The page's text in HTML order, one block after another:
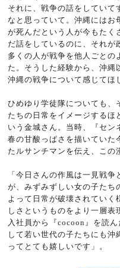
それに、戦争の話をしていて
なと思っていて。沖縄にはお
が死んだという人が今もたく
だ話をしているのに、それが
多くの人が戦争を他人ごとの
た。そうした経験から、沖縄
沖縄の戦争について感じてほ
ひめゆり学徒隊についても、
たちの日常をイメージするほ
いう金城さん。当時、『セン
春の甘酸っぱさを描いていた
たルサンチマンを伝え、この
「今日さんの作風は一見戦
が、みずみずしい女の子たち
よって日常が破壊されていく
しさというものをより一層
入社員から『cocoon』を読
して若い世代の子たちにも沖
ってとても嬉しいです」。